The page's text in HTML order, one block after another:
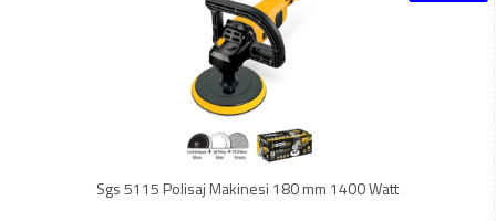
Sgs 5115 Polisaj Makinesi 180 mm 1400 Watt